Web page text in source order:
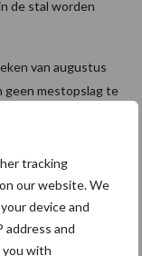
tracking
our website. We
device and
address and
you with
de stal worden
van augustus
geen mestopslag te
mestopslag
opslag van